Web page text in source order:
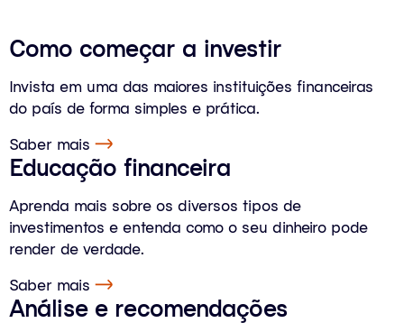
Como começar a investir
Invista em uma das maiores instituições financeiras
do país de forma simples e prática.
Saber mais
Educação financeira
Aprenda mais sobre os diversos tipos de
investimentos e entenda como o seu dinheiro pode
render de verdade.
Saber mais
Análise e recomendações